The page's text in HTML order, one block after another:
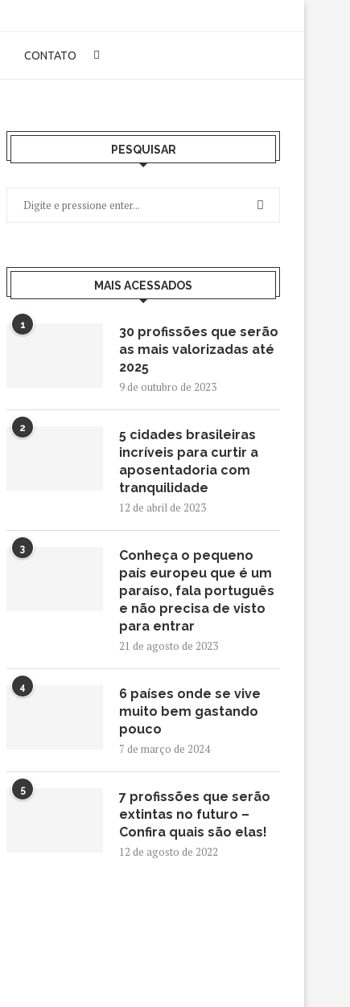
CONTATO
PESQUISAR
MAIS ACESSADOS
1
30 profissões que serão
as mais valorizadas até
2025
9 de outubro de 2023
2
5 cidades brasileiras
incríveis para curtir a
aposentadoria com
tranquilidade
12 de abril de 2023
3
Conheça o pequeno
país europeu que é um
paraíso, fala português
e não precisa de visto
para entrar
21 de agosto de 2023
4
6 países onde se vive
muito bem gastando
pouco
7 de março de 2024
5
7 profissões que serão
extintas no futuro –
Confira quais são elas!
12 de agosto de 2022